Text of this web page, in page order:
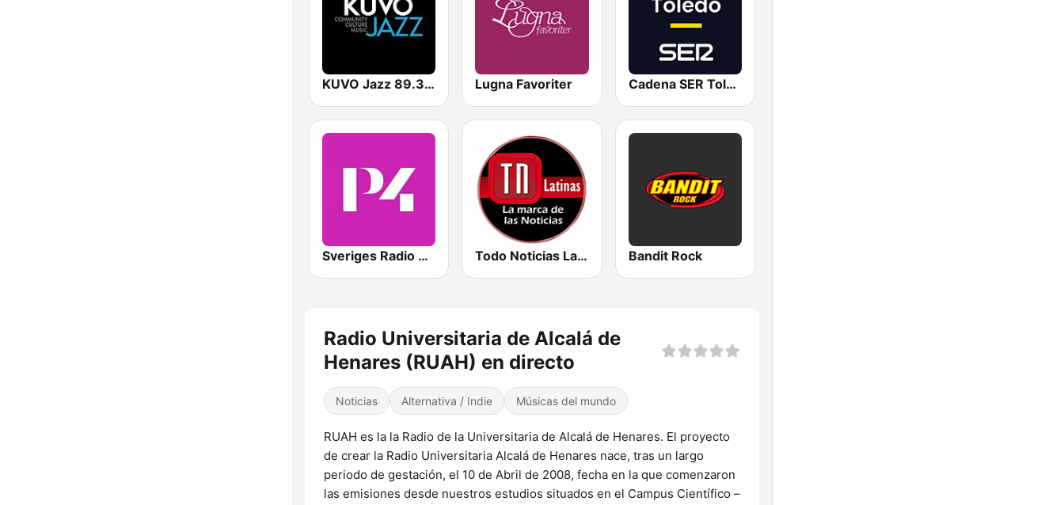
KUVO Jazz 89.3 FM Lugna Favoriter Cadena SER Toledo
Sveriges Radio P4 Stockholm Todo Noticias Latinas Bandit Rock
Radio Universitaria de Alcalá de
Henares (RUAH) en directo
Noticias Alternativa / Indie Músicas del mundo
RUAH es la la Radio de la Universitaria de Alcalá de Henares. El proyecto
de crear la Radio Universitaria Alcalá de Henares nace, tras un largo
periodo de gestación, el 10 de Abril de 2008, fecha en la que comenzaron
las emisiones desde nuestros estudios situados en el Campus Científico –